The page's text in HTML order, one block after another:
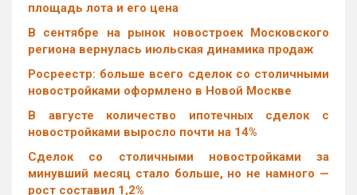
площадь лота и его цена
В сентябре на рынок новостроек Московского
региона вернулась июльская динамика продаж
Росреестр: больше всего сделок со столичными
новостройками оформлено в Новой Москве
В августе количество ипотечных сделок с
новостройками выросло почти на 14%
Cделок со столичными новостройками за
минувший месяц стало больше, но не намного —
рост составил 1,2%